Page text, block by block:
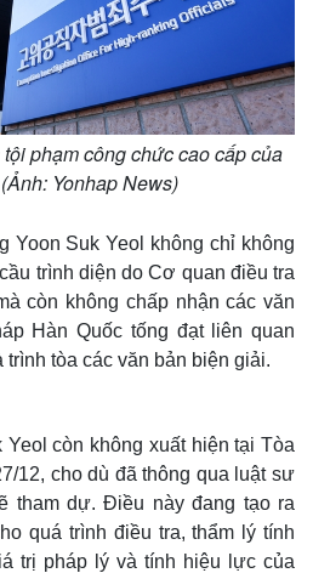
phạm công chức cao cấp của
Yonhap News)
Yoon Suk Yeol không chỉ không
trình diện do Cơ quan điều tra
còn không chấp nhận các văn
Hàn Quốc tống đạt liên quan
tòa các văn bản biện giải.
còn không xuất hiện tại Tòa
12, cho dù đã thông qua luật sư
tham dự. Điều này đang tạo ra
quá trình điều tra, thẩm lý tính
trị pháp lý và tính hiệu lực của